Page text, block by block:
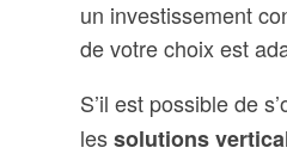
un investissement
de votre choix est
S’il est possible de
lessolutions